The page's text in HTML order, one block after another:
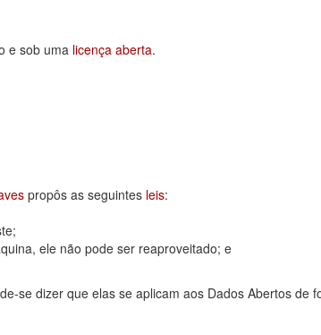
e sob uma licença aberta.
propôs as seguintes leis:
ele não pode ser reaproveitado; e
se dizer que elas se aplicam aos Dados Abertos de